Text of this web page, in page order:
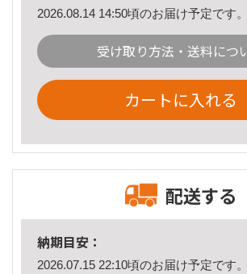
2026.08.14 14:50頃のお届け予定です。
受け取り方法・送料につ
カートに入れる
配送する
納期目安：
2026.07.15 22:10頃のお届け予定です。